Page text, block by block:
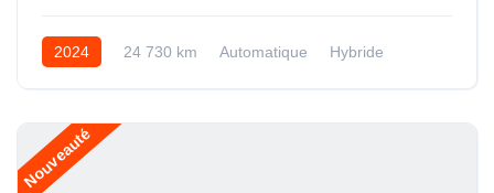
2024 24 730 km Automatique Hybride
Nouveauté